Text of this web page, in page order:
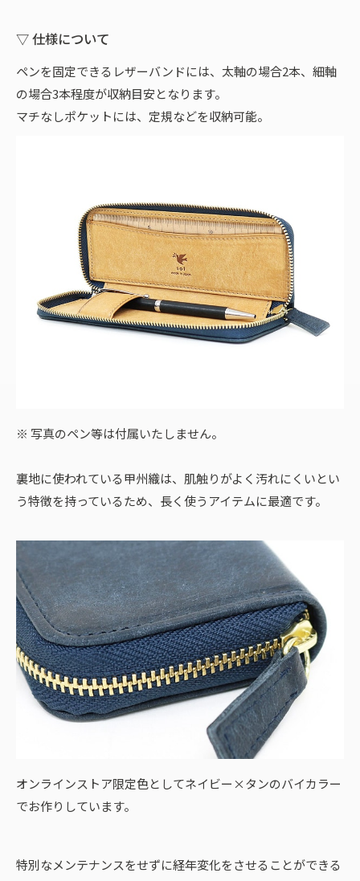
▽ 仕様について
ペンを固定できるレザーバンドには、太軸の場合2本、細軸
の場合3本程度が収納目安となります。
マチなしポケットには、定規などを収納可能。
※ 写真のペン等は付属いたしません。
裏地に使われている甲州織は、肌触りがよく汚れにくいとい
う特徴を持っているため、長く使うアイテムに最適です。
オンラインストア限定色としてネイビー×タンのバイカラー
でお作りしています。
特別なメンテナンスをせずに経年変化をさせることができる